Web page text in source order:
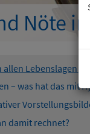
Nöte
Lebenslagen
– was hat das mit
damit rechnet?